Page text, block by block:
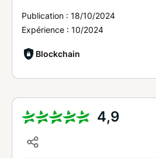
Publication : 18/10/2024
Expérience : 10/2024
Blockchain
4,9